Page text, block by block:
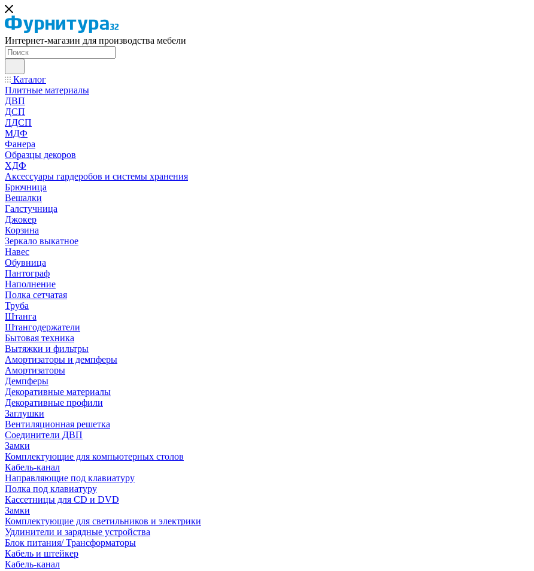
Интернет-магазин для производства мебели
Каталог
Плитные материалы
ДВП
ДСП
ЛДСП
МДФ
Фанера
Образцы декоров
ХДФ
Аксессуары гардеробов и системы хранения
Брючница
Вешалки
Галстучница
Джокер
Корзина
Зеркало выкатное
Навес
Обувница
Пантограф
Наполнение
Полка сетчатая
Труба
Штанга
Штангодержатели
Бытовая техника
Вытяжки и фильтры
Амортизаторы и демпферы
Амортизаторы
Демпферы
Декоративные материалы
Декоративные профили
Заглушки
Вентиляционная решетка
Соединители ДВП
Замки
Комплектующие для компьютерных столов
Кабель-канал
Направляющие под клавиатуру
Полка под клавиатуру
Кассетницы для CD и DVD
Замки
Комплектующие для светильников и электрики
Удлинители и зарядные устройства
Блок питания/ Трансформаторы
Кабель и штейкер
Кабель-канал